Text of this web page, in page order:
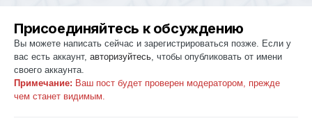
Присоединяйтесь к обсуждению
Вы можете написать сейчас и зарегистрироваться позже. Если у
вас есть аккаунт, авторизуйтесь, чтобы опубликовать от имени
своего аккаунта.
Примечание: Ваш пост будет проверен модератором, прежде
чем станет видимым.